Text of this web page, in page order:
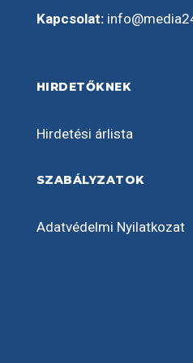
Kapcsolat:
HIRDETŐKNEK
Hirdetési árlista
SZABÁLYZATOK
Adatvédelmi Nyilatkozat